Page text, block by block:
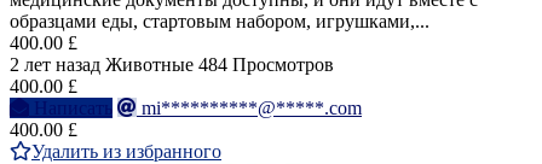
образцами еды, стартовым набором, игрушками,...
400.00 £
2 лет назад Животные 484 Просмотров
400.00 £
Написать
mi**********@*****.com
400.00 £
Удалить из избранного